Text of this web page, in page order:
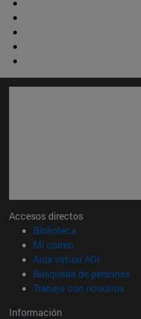
Accesos directos
Biblioteca
Mi correo(abre en nueva
Aula virtual ADI
Búsqueda de personas
Trabaja con nosotros
Información